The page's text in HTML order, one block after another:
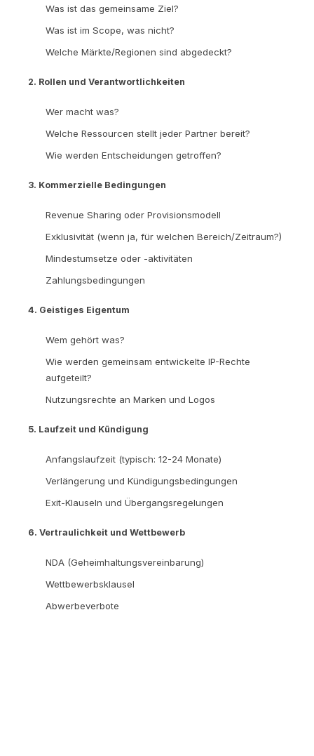
Was ist das gemeinsame Ziel?
Was ist im Scope, was nicht?
Welche Märkte/Regionen sind abgedeckt?
2. Rollen und Verantwortlichkeiten
Wer macht was?
Welche Ressourcen stellt jeder Partner bereit?
Wie werden Entscheidungen getroffen?
3. Kommerzielle Bedingungen
Revenue Sharing oder Provisionsmodell
Exklusivität (wenn ja, für welchen Bereich/Zeitraum?)
Mindestumsetze oder -aktivitäten
Zahlungsbedingungen
4. Geistiges Eigentum
Wem gehört was?
Wie werden gemeinsam entwickelte IP-Rechte
aufgeteilt?
Nutzungsrechte an Marken und Logos
5. Laufzeit und Kündigung
Anfangslaufzeit (typisch: 12-24 Monate)
Verlängerung und Kündigungsbedingungen
Exit-Klauseln und Übergangsregelungen
6. Vertraulichkeit und Wettbewerb
NDA (Geheimhaltungsvereinbarung)
Wettbewerbsklausel
Abwerbeverbote